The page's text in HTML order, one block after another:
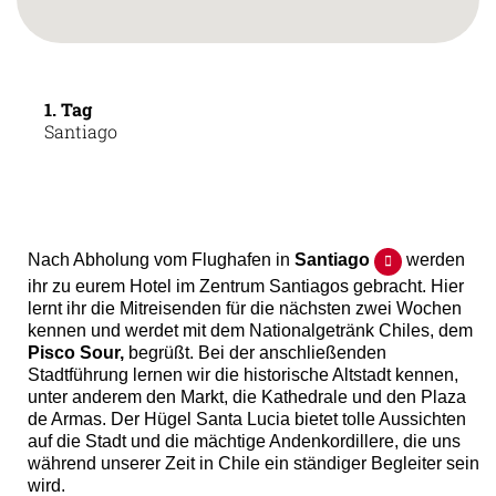
1. Tag
Santiago
Nach Abholung vom Flughafen in Santiago
ihr zu eurem Hotel im Zentrum Santiagos gebracht. Hier
lernt ihr die Mitreisenden für die nächsten zwei Wochen
kennen und werdet mit dem Nationalgetränk Chiles, dem
Pisco Sour, begrüßt. Bei der anschließenden
Stadtführung lernen wir die historische Altstadt kennen,
unter anderem den Markt, die Kathedrale und den Plaza
de Armas. Der Hügel Santa Lucia bietet tolle Aussichten
auf die Stadt und die mächtige Andenkordillere, die uns
während unserer Zeit in Chile ein ständiger Begleiter sein